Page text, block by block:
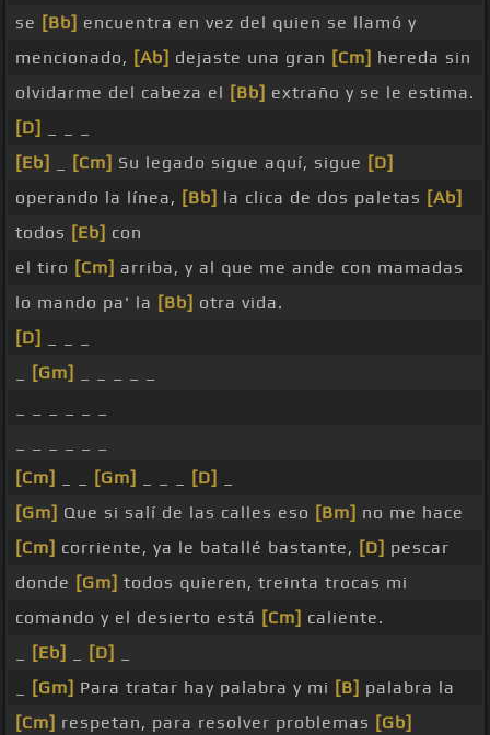
se [Bb] encuentra en vez del quien se llamó y
mencionado, [Ab] dejaste una gran [Cm] hereda sin
olvidarme del cabeza el [Bb] extraño y se le estima.
[D]
[Eb]
[Cm] Su legado sigue aquí, sigue [D]
operando la línea, [Bb] la clica de dos paletas [Ab]
todos [Eb] con
el tiro [Cm] arriba, y al que me ande con mamadas
lo mando pa' la [Bb] otra vida.
[D]
[Gm]
[Cm]
[Gm] [D]
[Gm] Que si salí de las calles eso [Bm] no me hace
[Cm] corriente, ya le batallé bastante, [D] pescar
donde [Gm] todos quieren, treinta trocas mi
comando y el desierto está [Cm] caliente.
[Eb] [D]
[Gm] Para tratar hay palabra y mi [B] palabra la
[Cm] respetan, para resolver problemas [Gb]